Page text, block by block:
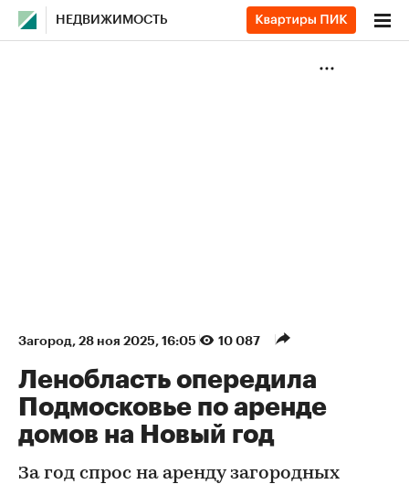
НЕДВИЖИМОСТЬ
Загород⁠, 28 ноя 2025, 16:05 10 087
Ленобласть опередила
Подмосковье по аренде
домов на Новый год
За год спрос на аренду загородных